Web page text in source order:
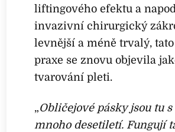
liftingového efektu a
invazivní chirurgický
levnější a méně trvalý,
praxe se znovu objevila
tvarování pleti.
„Obličejové pásky jsou tu
mnoho desetiletí. Fungují